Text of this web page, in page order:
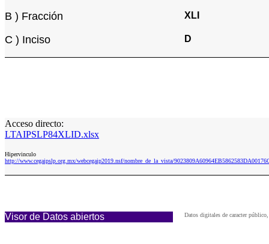
B ) Fracción XLI
C ) Inciso D
Acceso directo:
LTAIPSLP84XLID.xlsx
Hipervinculo
http://www.cegaipslp.org.mx/webcegaip2019.nsf/nombre_de_la_vista/
Visor de Datos abiertos Datos digitales de caracter